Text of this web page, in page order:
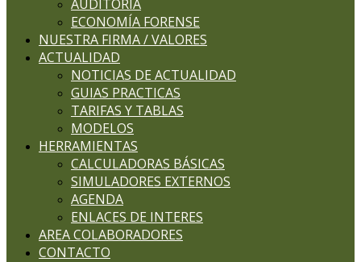
AUDITORÍA
ECONOMÍA FORENSE
NUESTRA FIRMA / VALORES
ACTUALIDAD
NOTICIAS DE ACTUALIDAD
GUIAS PRACTICAS
TARIFAS Y TABLAS
MODELOS
HERRAMIENTAS
CALCULADORAS BÁSICAS
SIMULADORES EXTERNOS
AGENDA
ENLACES DE INTERES
AREA COLABORADORES
CONTACTO